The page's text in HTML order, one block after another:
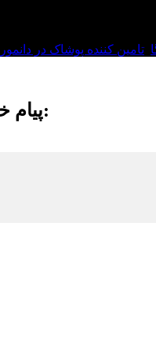
تامین کننده پوشاک در دانمور
پیام خود را برای ما ارسال کنید: